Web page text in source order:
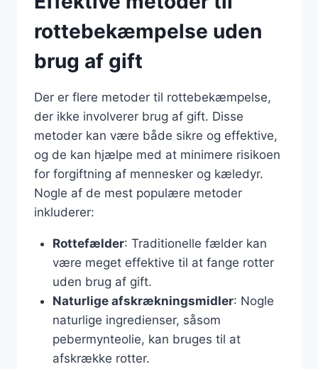
rottebekæmpelse uden
brug af gift
Der er flere metoder til rottebekæmpelse,
der ikke involverer brug af gift. Disse
metoder kan være både sikre og effektive,
og de kan hjælpe med at minimere risikoen
for forgiftning af mennesker og kæledyr.
Nogle af de mest populære metoder
inkluderer:
Rottefælder: Traditionelle fælder kan
være meget effektive til at fange rotter
uden brug af gift.
Naturlige afskrækningsmidler: Nogle
naturlige ingredienser, såsom
pebermynteolie, kan bruges til at
afskrække rotter.